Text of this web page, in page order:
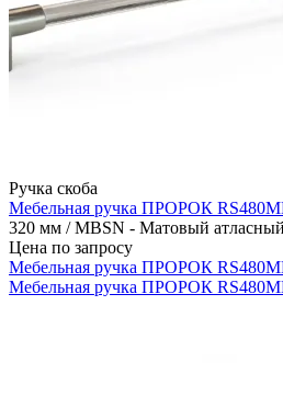
Ручка скоба
Мебельная ручка ПРОРОК
320 мм / MBSN - Матовый
Цена по запросу
Мебельная ручка ПРОРОК
Мебельная ручка ПРОРОК